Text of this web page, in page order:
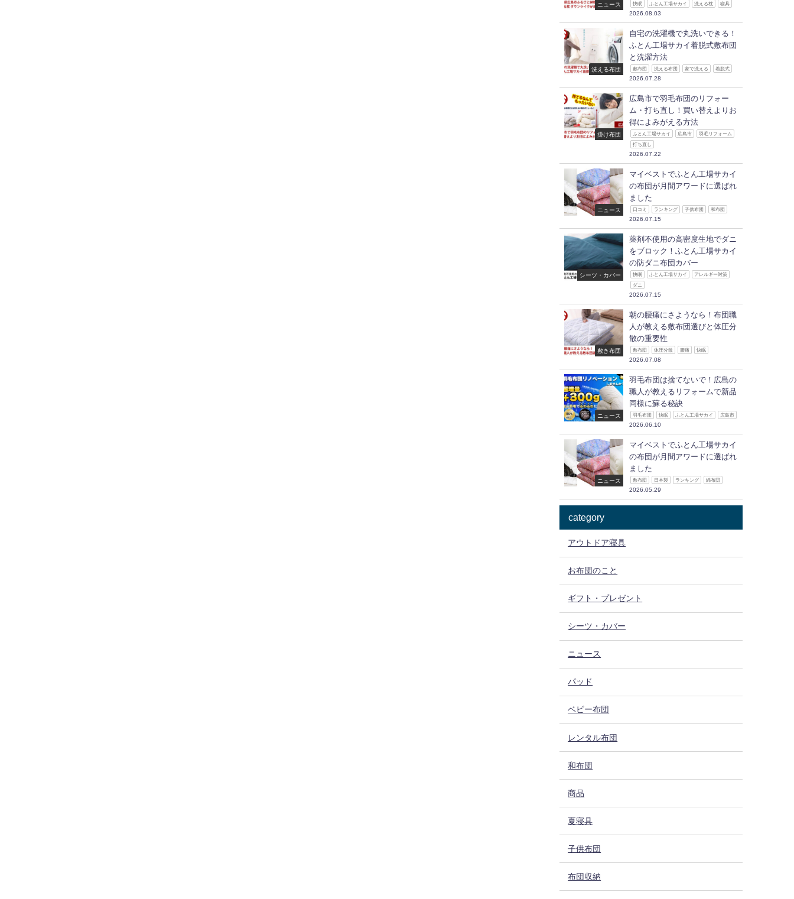
ニュース 快眠 ふとん工場サカイ 洗える枕 寝具
2026.08.03
洗える布団
自宅の洗濯機で丸洗いできる！
ふとん工場サカイ着脱式敷布団
と洗濯方法
敷布団 洗える布団 家で洗える 着脱式
2026.07.28
掛け布団
広島市で羽毛布団のリフォー
ム・打ち直し！買い替えよりお
得によみがえる方法
ふとん工場サカイ 広島市 羽毛リフォーム
打ち直し
2026.07.22
ニュース
マイベストでふとん工場サカイ
の布団が月間アワードに選ばれ
ました
口コミ ランキング 子供布団 和布団
2026.07.15
シーツ・カバー
薬剤不使用の高密度生地でダニ
をブロック！ふとん工場サカイ
の防ダニ布団カバー
快眠 ふとん工場サカイ アレルギー対策
ダニ
2026.07.15
敷き布団
朝の腰痛にさようなら！布団職
人が教える敷布団選びと体圧分
散の重要性
敷布団 体圧分散 腰痛 快眠
2026.07.08
ニュース
羽毛布団は捨てないで！広島の
職人が教えるリフォームで新品
同様に蘇る秘訣
羽毛布団 快眠 ふとん工場サカイ 広島市
2026.06.10
ニュース
マイベストでふとん工場サカイ
の布団が月間アワードに選ばれ
ました
敷布団 日本製 ランキング 綿布団
2026.05.29
category
アウトドア寝具
お布団のこと
ギフト・プレゼント
シーツ・カバー
ニュース
パッド
ベビー布団
レンタル布団
和布団
商品
夏寝具
子供布団
布団収納